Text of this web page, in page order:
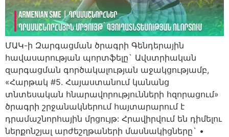
ՄԱԿ-ի Զարգացման ծրագրի Գենդերային
հավասարության պորտֆելը` Ավստրիական
զարգացման գործակալության աջակցությամբ,
«Հարթակ #5. Հայաստանում կանանց
տնտեսական հնարավորությունների հզորացում»
ծրագրի շրջանակներում հայտարարում է
դրամաշնորհային մրցույթ: Հրավիրվում են դիմելու
ներքոնշյալ արժեշղթաների մասնակիցները` •